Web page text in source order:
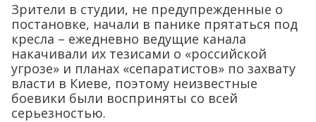
Зрители в студии, не предупрежденные о
постановке, начали в панике прятаться под
кресла – ежедневно ведущие канала
накачивали их тезисами о «российской
угрозе» и планах «сепаратистов» по захвату
власти в Киеве, поэтому неизвестные
боевики были восприняты со всей
серьезностью.